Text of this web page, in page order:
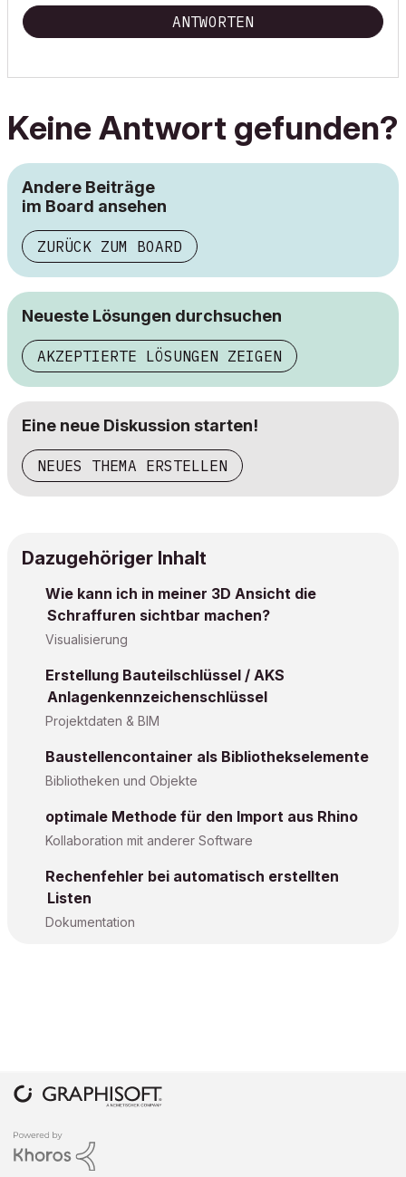
ANTWORTEN
Keine Antwort gefunden?
Andere Beiträge
im Board ansehen
ZURÜCK ZUM BOARD
Neueste Lösungen durchsuchen
AKZEPTIERTE LÖSUNGEN ZEIGEN
Eine neue Diskussion starten!
NEUES THEMA ERSTELLEN
Dazugehöriger Inhalt
Wie kann ich in meiner 3D Ansicht die
Schraffuren sichtbar machen?
Visualisierung
Erstellung Bauteilschlüssel / AKS
Anlagenkennzeichenschlüssel
Projektdaten & BIM
Baustellencontainer als Bibliothekselemente
Bibliotheken und Objekte
optimale Methode für den Import aus Rhino
Kollaboration mit anderer Software
Rechenfehler bei automatisch erstellten
Listen
Dokumentation